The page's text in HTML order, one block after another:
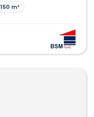
150 m²